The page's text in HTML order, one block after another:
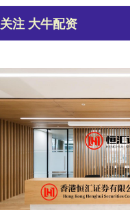
关注 大牛配资